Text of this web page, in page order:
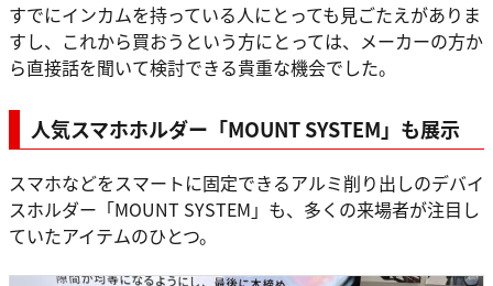
すでにインカムを持っている人にとっても見ごたえがありま
すし、これから買おうという方にとっては、メーカーの方か
ら直接話を聞いて検討できる貴重な機会でした。
人気スマホホルダー「MOUNT SYSTEM」も展示
スマホなどをスマートに固定できるアルミ削り出しのデバイ
スホルダー「MOUNT SYSTEM」も、多くの来場者が注目し
ていたアイテムのひとつ。